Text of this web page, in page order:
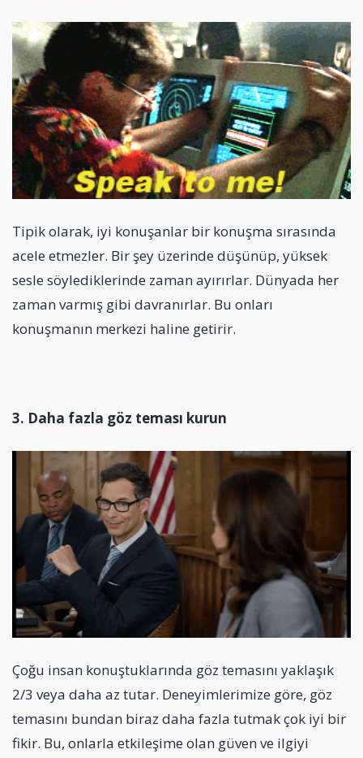
Tipik olarak, iyi konuşanlar bir konuşma sırasında
acele etmezler. Bir şey üzerinde düşünüp, yüksek
sesle söylediklerinde zaman ayırırlar. Dünyada her
zaman varmış gibi davranırlar. Bu onları
konuşmanın merkezi haline getirir.
3. Daha fazla göz teması kurun
Çoğu insan konuştuklarında göz temasını yaklaşık
2/3 veya daha az tutar. Deneyimlerimize göre, göz
temasını bundan biraz daha fazla tutmak çok iyi bir
fikir. Bu, onlarla etkileşime olan güven ve ilgiyi